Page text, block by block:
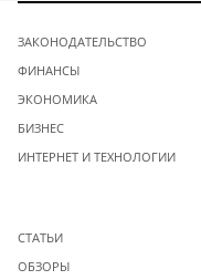
ЗАКОНОДАТЕЛЬСТВО
ФИНАНСЫ
ЭКОНОМИКА
БИЗНЕС
ИНТЕРНЕТ И ТЕХНОЛОГИИ
СТАТЬИ
ОБЗОРЫ